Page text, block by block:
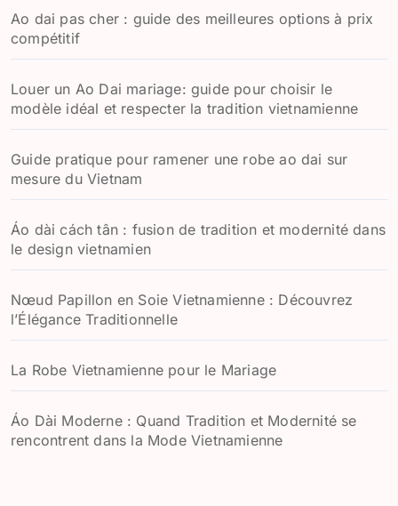
Ao dai pas cher : guide des meilleures options à prix
compétitif
Louer un Ao Dai mariage: guide pour choisir le
modèle idéal et respecter la tradition vietnamienne
Guide pratique pour ramener une robe ao dai sur
mesure du Vietnam
Áo dài cách tân : fusion de tradition et modernité dans
le design vietnamien
Nœud Papillon en Soie Vietnamienne : Découvrez
l’Élégance Traditionnelle
La Robe Vietnamienne pour le Mariage
Áo Dài Moderne : Quand Tradition et Modernité se
rencontrent dans la Mode Vietnamienne